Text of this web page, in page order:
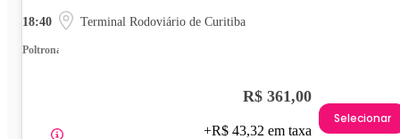
18:40 Terminal Rodoviário de Curitiba
Poltrona
R$ 361,00
+R$ 43,32 em taxa
Selecionar